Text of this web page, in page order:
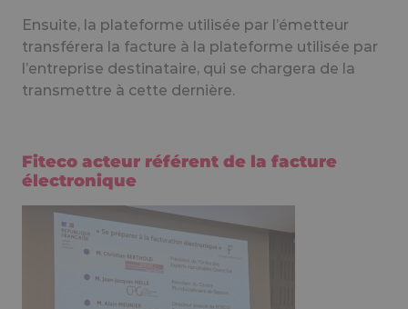
Ensuite, la plateforme utilisée par l’émetteur
transférera la facture à la plateforme utilisée par
l’entreprise destinataire, qui se chargera de la
transmettre à cette dernière.
Fiteco acteur référent de la facture
électronique